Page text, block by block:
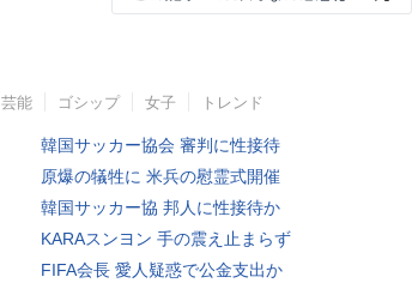
芸能 ゴシップ 女子 トレンド
韓国サッカー協会 審判に性接待
原爆の犠牲に 米兵の慰霊式開催
韓国サッカー協 邦人に性接待か
KARAスンヨン 手の震え止まらず
FIFA会長 愛人疑惑で公金支出か